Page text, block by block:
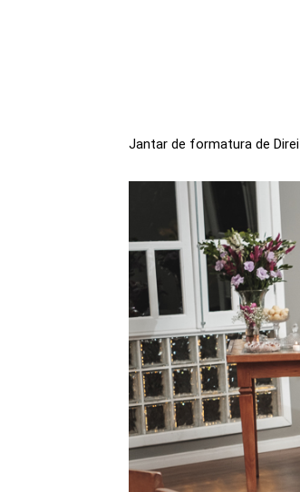
Jantar de formatura de